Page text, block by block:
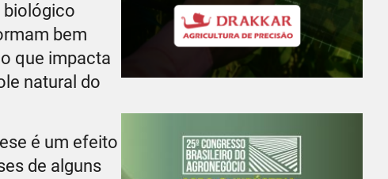
biológico
bem
que impacta
natural do
é um efeito
de alguns